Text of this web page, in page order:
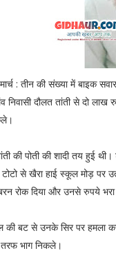
तीन की संख्या में बाइक सवार
निवासी दौलत तांती से दो
की पोती की शादी तय हुई
से खैरा हाई स्कूल मोड़ पर
रोक दिया और उनसे रुपये
की बट से उनके सिर पर
भाग निकले।